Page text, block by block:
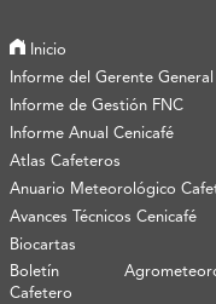
Inicio
Informe del Gerente
Informe de Gestión FNC
Informe Anual Cenicafé
Atlas Cafeteros
Anuario Meteorológico
Avances Técnicos Cenicafé
Biocartas
Boletín
Cafetero